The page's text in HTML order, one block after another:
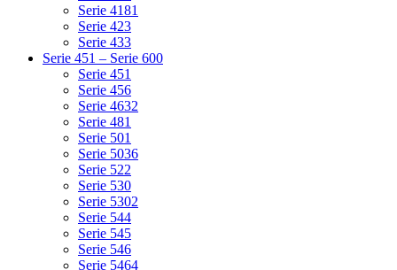
Serie 4181
Serie 423
Serie 433
Serie 451 – Serie 600
Serie 451
Serie 456
Serie 4632
Serie 481
Serie 501
Serie 5036
Serie 522
Serie 530
Serie 5302
Serie 544
Serie 545
Serie 546
Serie 5464